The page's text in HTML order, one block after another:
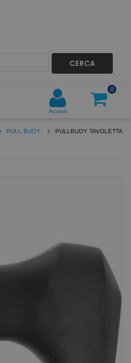
CERCA
0
Accedi
PULL BUOY PULLBUOY TAVOLETTA